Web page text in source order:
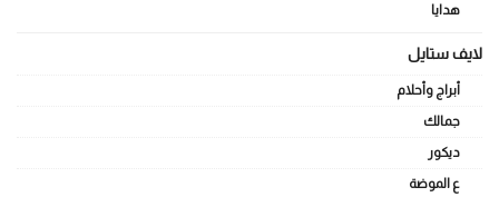
هدايا
لايف ستايل
أبراج وأحلام
جمالك
ديكور
ع الموضة